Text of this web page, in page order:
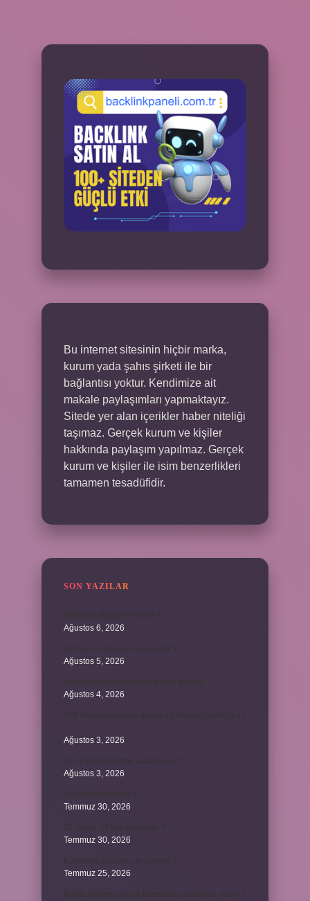
Bu internet sitesinin hiçbir marka,
kurum yada şahıs şirketi ile bir
bağlantısı yoktur. Kendimize ait
makale paylaşımları yapmaktayız.
Sitede yer alan içerikler haber niteliği
taşımaz. Gerçek kurum ve kişiler
hakkında paylaşım yapılmaz. Gerçek
kurum ve kişiler ile isim benzerlikleri
tamamen tesadüfidir.
SON YAZILAR
Ağustos 6, 2026
Ağustos 5, 2026
Ağustos 4, 2026
Ağustos 3, 2026
Ağustos 3, 2026
Temmuz 30, 2026
Temmuz 30, 2026
Temmuz 25, 2026